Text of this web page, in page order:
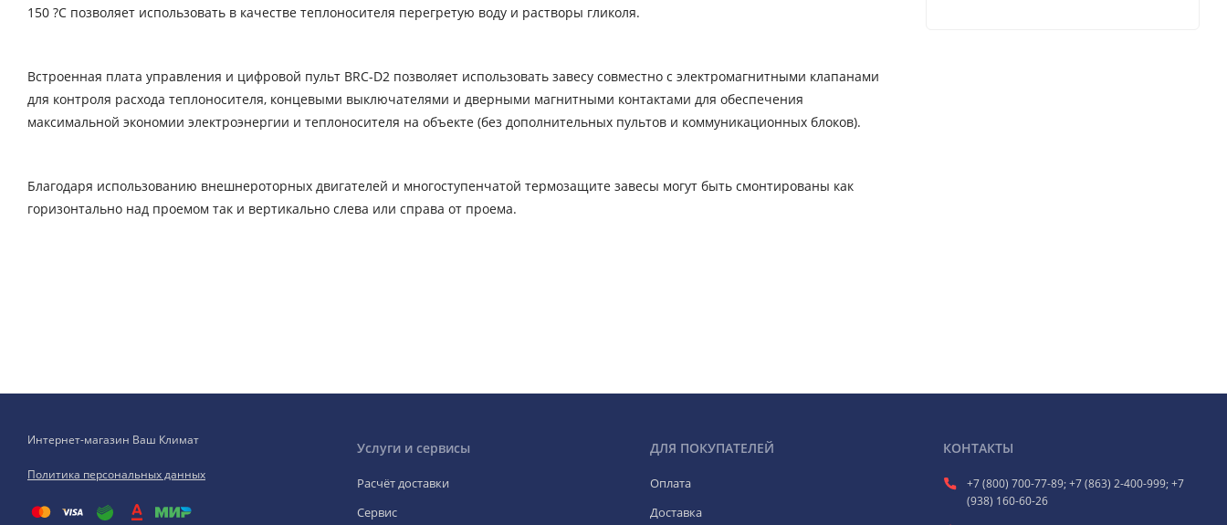
150 ?С позволяет использовать в качестве теплоносителя перегретую воду и растворы гликоля.
Встроенная плата управления и цифровой пульт BRC-D2 позволяет использовать завесу совместно с электромагнитными клапанами
для контроля расхода теплоносителя, концевыми выключателями и дверными магнитными контактами для обеспечения
максимальной экономии электроэнергии и теплоносителя на объекте (без дополнительных пультов и коммуникационных блоков).
Благодаря использованию внешнероторных двигателей и многоступенчатой термозащите завесы могут быть смонтированы как
горизонтально над проемом так и вертикально слева или справа от проема.
Интернет-магазин Ваш Климат
Политика персональных данных
Услуги и сервисы
Расчёт доставки
Сервис
ДЛЯ ПОКУПАТЕЛЕЙ
Оплата
Доставка
КОНТАКТЫ
+7 (800) 700-77-89; +7 (863) 2-400-999; +7
(938) 160-60-26